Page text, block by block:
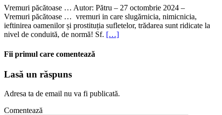
Vremuri păcătoase … Autor: Pătru – 27 octombrie 2024 –
Vremuri păcătoase … vremuri in care slugărnicia, nimicnicia,
ieftinirea oamenilor și prostituția sufletelor, trădarea sunt ridicate la
nivel de conduită, de normă! Sf. […]
Fii primul care comentează
Lasă un răspuns
Adresa ta de email nu va fi publicată.
Comentează